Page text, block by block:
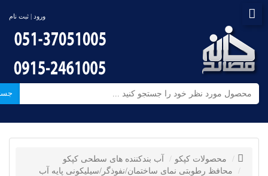
ورود | ثبت نام
محصولات کپکو
آب بندکننده های سطحی کپکو
محافظ رطوبتی نمای ساختمان/نفوذگر/سیلیکونی پایه آب